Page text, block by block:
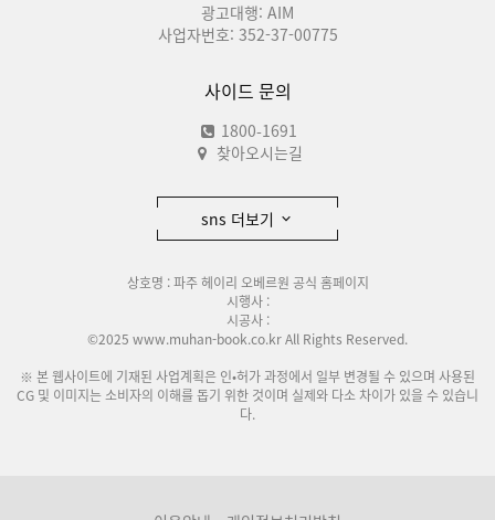
광고대행: AIM
사업자번호: 352-37-00775
사이드 문의
1800-1691
찾아오시는길
sns 더보기
상호명 : 파주 헤이리 오베르원 공식 홈페이지
시행사 :
시공사 :
©2025 www.muhan-book.co.kr All Rights Reserved.
※ 본 웹사이트에 기재된 사업계획은 인•허가 과정에서 일부 변경될 수 있으며 사용된
CG 및 이미지는 소비자의 이해를 돕기 위한 것이며 실제와 다소 차이가 있을 수 있습니
다.